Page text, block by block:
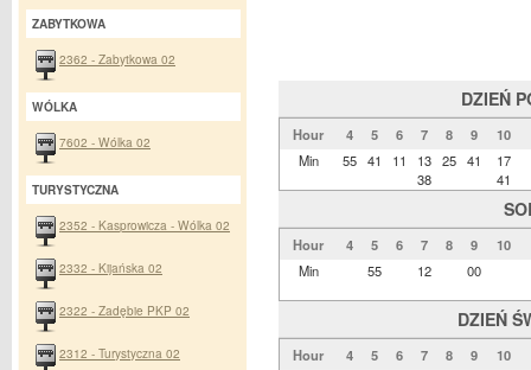
DZIEŃ
Hour 4 5 6 7 8 9 10
Min
55 41 11
13
38
25 41
17
41
Hour 4 5 6 7 8 9 10
Min
55 12 00
DZIEŃ
Hour 4 5 6 7 8 9 10
ZABYTKOWA
2362 - Zabytkowa 02
WÓLKA
7602 - Wólka 02
TURYSTYCZNA
2352 - Kasprowicza - Wólka 02
2332 - Kijańska 02
2322 - Zadębie PKP 02
2312 - Turystyczna 02